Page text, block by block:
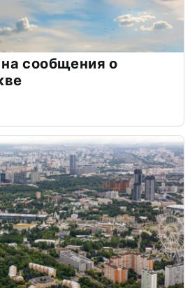
сообщения о